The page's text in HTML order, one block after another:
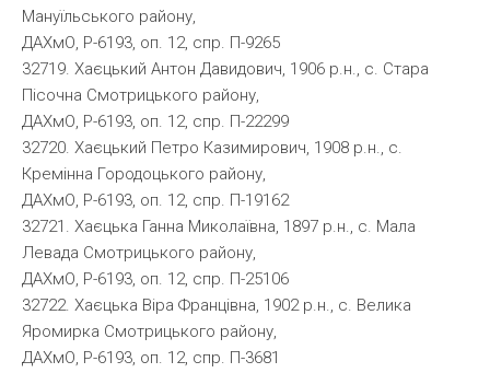
Мануїльського району,
ДАХмО, Р-6193, оп. 12, спр. П-9265
32719. Хаєцький Антон Давидович, 1906 р.н., с. Стара
Пісочна Смотрицького району,
ДАХмО, Р-6193, оп. 12, спр. П-22299
32720. Хаєцький Петро Казимирович, 1908 р.н., с.
Кремінна Городоцького району,
ДАХмО, Р-6193, оп. 12, спр. П-19162
32721. Хаєцька Ганна Миколаївна, 1897 р.н., с. Мала
Левада Смотрицького району,
ДАХмО, Р-6193, оп. 12, спр. П-25106
32722. Хаєцька Віра Францівна, 1902 р.н., с. Велика
Яромирка Смотрицького району,
ДАХмО, Р-6193, оп. 12, спр. П-3681